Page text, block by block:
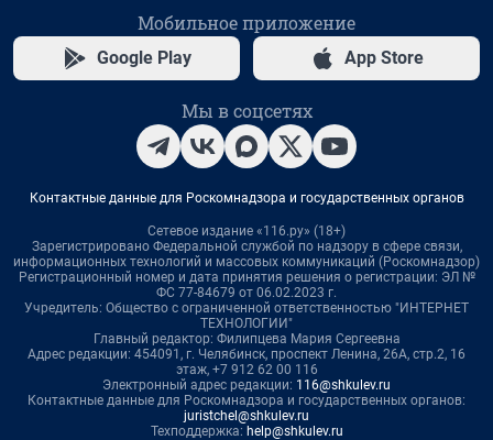
Мобильное приложение
Google Play App Store
Мы в соцсетях
Контактные данные для Роскомнадзора и государственных органов
Сетевое издание «116.ру» (18+)
Зарегистрировано Федеральной службой по надзору в сфере связи,
информационных технологий и массовых коммуникаций (Роскомнадзор)
Регистрационный номер и дата принятия решения о регистрации: ЭЛ №
ФС 77-84679 от 06.02.2023 г.
Учредитель: Общество с ограниченной ответственностью "ИНТЕРНЕТ
ТЕХНОЛОГИИ"
Главный редактор: Филипцева Мария Сергеевна
Адрес редакции: 454091, г. Челябинск, проспект Ленина, 26А, стр.2, 16
этаж, +7 912 62 00 116
Электронный адрес редакции: 116@shkulev.ru
Контактные данные для Роскомнадзора и государственных органов:
juristchel@shkulev.ru
Техподдержка: help@shkulev.ru